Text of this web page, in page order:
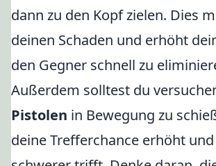
dann zu den Kopf zielen. Dies
deinen Schaden und erhöht
den Gegner schnell zu
Außerdem solltest du
Pistolen in Bewegung zu
deine Trefferchance erhöht